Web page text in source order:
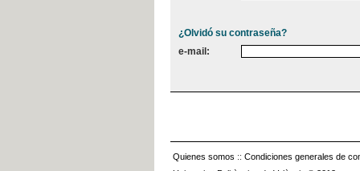
¿Olvidó su contraseña?
e-mail:
Quienes somos :: Condiciones generales de